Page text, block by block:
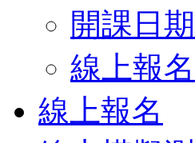
開課日期
線上報名
線上報名